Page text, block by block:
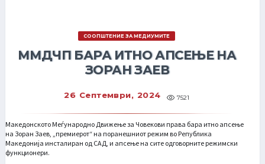
СООПШТЕНИЕ ЗА МЕДИУМИТЕ
ММДЧП БАРА ИТНО АПСЕЊЕ НА
ЗОРАН ЗАЕВ
26 Септември, 2024 7521
Македонското Меѓународно Движење за Човекови права бара итно апсење
на Зоран Заев, „премиерот“ на поранешниот режим во Република
Македонија инсталиран од САД, и апсење на сите одговорните режимски
функционери.